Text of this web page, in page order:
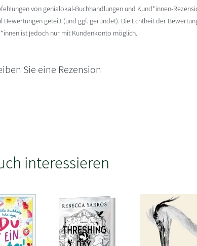
von genialokal-Buchhandlungen und Kund*innen-
Bewertungen geteilt (und ggf. gerundet). Die Echtheit der
ist jedoch nur mit Kundenkonto möglich.
Sie eine Rezension
interessieren